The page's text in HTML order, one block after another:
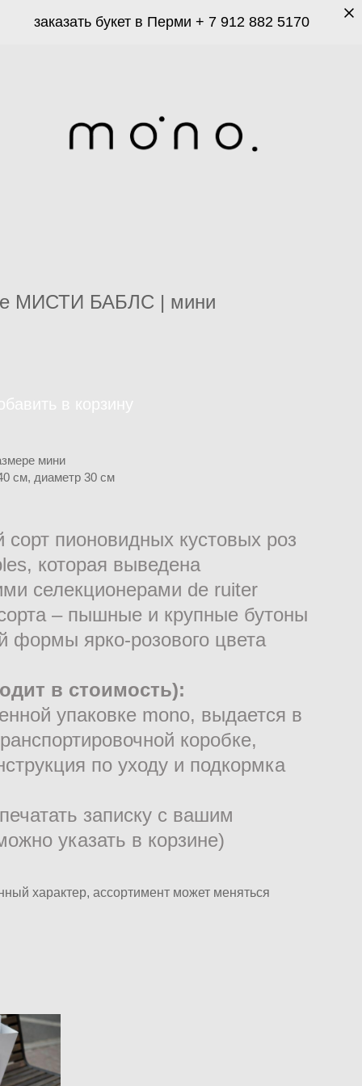
заказать букет в Перми + 7 912 882 5170
МИСТИ БАБЛС | мини
в корзину
мини
см, диаметр 30 см
сорт пионовидных кустовых роз
которая выведена
селекционерами de ruiter
– пышные и крупные бутоны
формы ярко-розового цвета
в стоимость):
упаковке mono, выдается в
коробке,
по уходу и подкормка
записку с вашим
указать в корзине)
характер, ассортимент может меняться